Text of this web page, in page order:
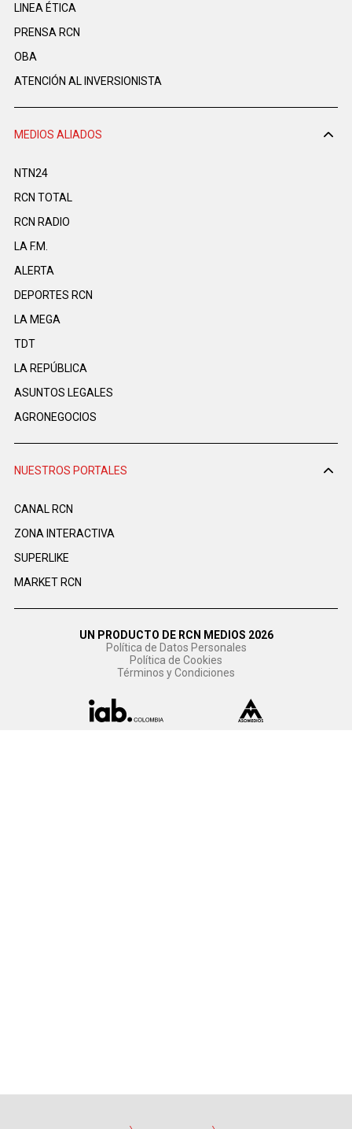
LINEA ÉTICA
PRENSA RCN
OBA
ATENCIÓN AL INVERSIONISTA
MEDIOS ALIADOS
NTN24
RCN TOTAL
RCN RADIO
LA F.M.
ALERTA
DEPORTES RCN
LA MEGA
TDT
LA REPÚBLICA
ASUNTOS LEGALES
AGRONEGOCIOS
NUESTROS PORTALES
CANAL RCN
ZONA INTERACTIVA
SUPERLIKE
MARKET RCN
UN PRODUCTO DE RCN MEDIOS 2026
Política de Datos Personales
Política de Cookies
Términos y Condiciones